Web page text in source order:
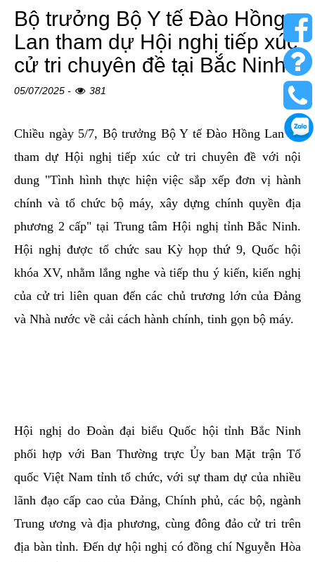
Bộ trưởng Bộ Y tế Đào Hồng
Lan tham dự Hội nghị tiếp xúc
cử tri chuyên đề tại Bắc Ninh
05/07/2025 - 381
Chiều ngày 5/7, Bộ trưởng Bộ Y tế Đào Hồng Lan đã
tham dự Hội nghị tiếp xúc cử tri chuyên đề với nội
dung "Tình hình thực hiện việc sắp xếp đơn vị hành
chính và tổ chức bộ máy, xây dựng chính quyền địa
phương 2 cấp" tại Trung tâm Hội nghị tỉnh Bắc Ninh.
Hội nghị được tổ chức sau Kỳ họp thứ 9, Quốc hội
khóa XV, nhằm lắng nghe và tiếp thu ý kiến, kiến nghị
của cử tri liên quan đến các chủ trương lớn của Đảng
và Nhà nước về cải cách hành chính, tinh gọn bộ máy.
Hội nghị do Đoàn đại biểu Quốc hội tỉnh Bắc Ninh
phối hợp với Ban Thường trực Ủy ban Mặt trận Tổ
quốc Việt Nam tỉnh tổ chức, với sự tham dự của nhiều
lãnh đạo cấp cao của Đảng, Chính phủ, các bộ, ngành
Trung ương và địa phương, cùng đông đảo cử tri trên
địa bàn tỉnh. Đến dự hội nghị có đồng chí Nguyễn Hòa